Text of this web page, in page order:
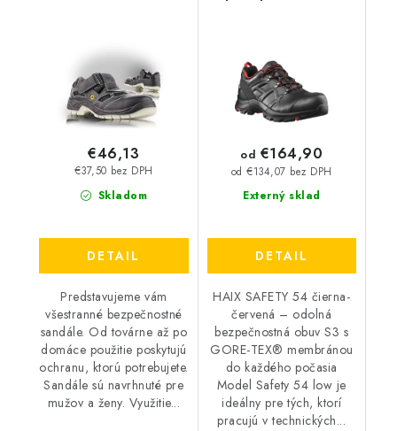
Skladom
€37,50 bez DPH
€46,13
DETAIL
Predstavujeme vám
všestranné bezpečnostné
sandále. Od továrne až po
domáce použitie poskytujú
ochranu, ktorú potrebujete.
Sandále sú navrhnuté pre
mužov a ženy. Využitie...
Externý sklad
od €134,07 bez DPH
od €164,90
DETAIL
HAIX SAFETY 54 čierna-
červená – odolná
bezpečnostná obuv S3 s
GORE-TEX® membránou
do každého počasia
Model Safety 54 low je
ideálny pre tých, ktorí
pracujú v technických...